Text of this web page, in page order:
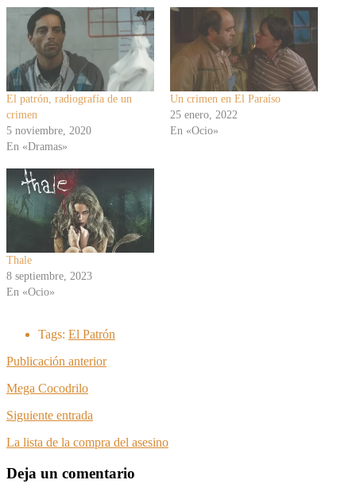
El patrón, radiografía de un
crimen
5 noviembre, 2020
En «Dramas»
Un crimen en El Paraíso
25 enero, 2022
En «Ocio»
Thale
8 septiembre, 2023
En «Ocio»
Tags: El Patrón
Publicación anterior
Mega Cocodrilo
Siguiente entrada
La lista de la compra del asesino
Deja un comentario